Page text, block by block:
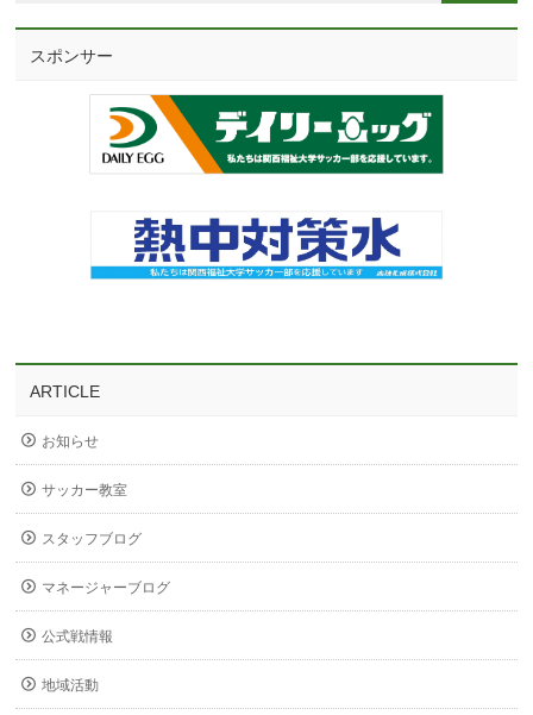
スポンサー
ARTICLE
お知らせ
サッカー教室
スタッフブログ
マネージャーブログ
公式戦情報
地域活動